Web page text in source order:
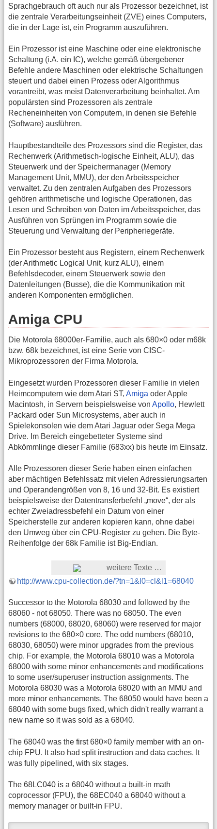
Sprachgebrauch oft auch nur als Prozessor bezeichnet, ist
die zentrale Verarbeitungseinheit (ZVE) eines Computers,
die in der Lage ist, ein Programm auszuführen.
Ein Prozessor ist eine Maschine oder eine elektronische
Schaltung (i.A. ein IC), welche gemäß übergebener
Befehle andere Maschinen oder elektrische Schaltungen
steuert und dabei einen Prozess oder Algorithmus
vorantreibt, was meist Datenverarbeitung beinhaltet. Am
populärsten sind Prozessoren als zentrale
Recheneinheiten von Computern, in denen sie Befehle
(Software) ausführen.
Hauptbestandteile des Prozessors sind die Register, das
Rechenwerk (Arithmetisch-logische Einheit, ALU), das
Steuerwerk und der Speichermanager (Memory
Management Unit, MMU), der den Arbeitsspeicher
verwaltet. Zu den zentralen Aufgaben des Prozessors
gehören arithmetische und logische Operationen, das
Lesen und Schreiben von Daten im Arbeitsspeicher, das
Ausführen von Sprüngen im Programm sowie die
Steuerung und Verwaltung der Peripheriegeräte.
Ein Prozessor besteht aus Registern, einem Rechenwerk
(der Arithmetic Logical Unit, kurz ALU), einem
Befehlsdecoder, einem Steuerwerk sowie den
Datenleitungen (Busse), die die Kommunikation mit
anderen Komponenten ermöglichen.
Amiga CPU
Die Motorola 68000er-Familie, auch als 680×0 oder m68k
bzw. 68k bezeichnet, ist eine Serie von CISC-
Mikroprozessoren der Firma Motorola.
Eingesetzt wurden Prozessoren dieser Familie in vielen
Heimcomputern wie dem Atari ST, Amiga oder Apple
Macintosh, in Servern beispielsweise von Apollo, Hewlett
Packard oder Sun Microsystems, aber auch in
Spielekonsolen wie dem Atari Jaguar oder Sega Mega
Drive. Im Bereich eingebetteter Systeme sind
Abkömmlinge dieser Familie (683xx) bis heute im Einsatz.
Alle Prozessoren dieser Serie haben einen einfachen
aber mächtigen Befehlssatz mit vielen Adressierungsarten
und Operandengrößen von 8, 16 und 32-Bit. Es existiert
beispielsweise der Datentransferbefehl „move“, der als
echter Zweiadressbefehl ein Datum von einer
Speicherstelle zur anderen kopieren kann, ohne dabei
den Umweg über ein CPU-Register zu gehen. Die Byte-
Reihenfolge der 68k Familie ist Big-Endian.
weitere Texte …
http://www.cpu-collection.de/?tn=1&l0=cl&l1=68040
Successor to the Motorola 68030 and followed by the
68060 - not 68050. There was no 68050. The even
numbers (68000, 68020, 68060) were reserved for major
revisions to the 680×0 core. The odd numbers (68010,
68030, 68050) were minor upgrades from the previous
chip. For example, the Motorola 68010 was a Motorola
68000 with some minor enhancements and modifications
to some user/superuser instruction assignments. The
Motorola 68030 was a Motorola 68020 with an MMU and
more minor enhancements. The 68050 would have been a
68040 with some bugs fixed, which didn't really warrant a
new name so it was sold as a 68040.
The 68040 was the first 680×0 family member with an on-
chip FPU. It also had split instruction and data caches. It
was fully pipelined, with six stages.
The 68LC040 is a 68040 without a built-in math
coprocessor (FPU), the 68EC040 a 68040 without a
memory manager or built-in FPU.